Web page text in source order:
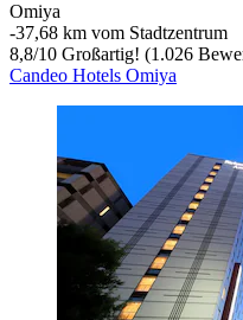
Omiya
‐37,68 km vom Stadtzentrum
8,8/10 Großartig! (1.026
Candeo Hotels Omiya